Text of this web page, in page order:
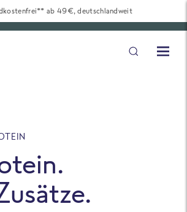
ab 49€, deutschlandweit